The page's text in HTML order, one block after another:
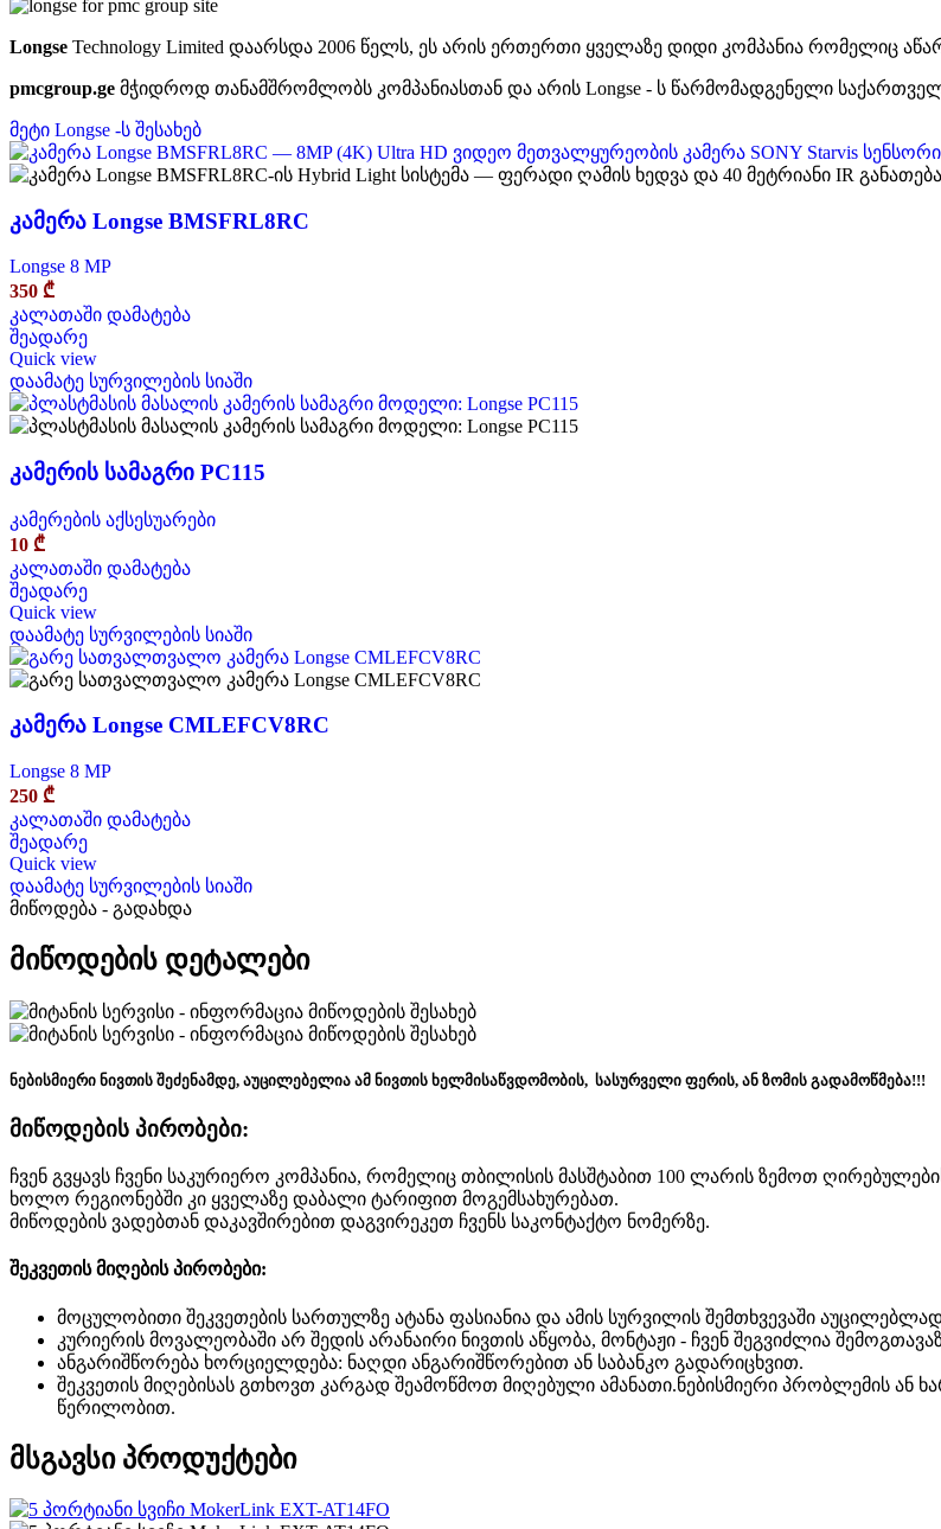
Longse Technology Limited დაარსდა 2006 წელს, ეს არის ერთერთი ყველაზე დიდი კომპანია რომელიც
pmcgroup.ge მჭიდროდ თანამშრომლობს კომპანიასთან და არის Longse - ს წარმომადგენელი
მეტი Longse -ს შესახებ
კამერა Longse BMSFRL8RC
Longse 8 MP
350 ₾
კალათაში დამატება
შეადარე
Quick view
დაამატე სურვილების სიაში
კამერის სამაგრი PC115
კამერების აქსესუარები
10 ₾
კალათაში დამატება
შეადარე
Quick view
დაამატე სურვილების სიაში
კამერა Longse CMLEFCV8RC
Longse 8 MP
250 ₾
კალათაში დამატება
შეადარე
Quick view
დაამატე სურვილების სიაში
მიწოდება - გადახდა
მიწოდების დეტალები
ნებისმიერი ნივთის შეძენამდე, აუცილებელია ამ ნივთის ხელმისაწვდომობის, სასურველი ფერის, ან ზომის გადამოწმება!!!
მიწოდების პირობები:
ჩვენ გვყავს ჩვენი საკურიერო კომპანია, რომელიც თბილისის მასშტაბით 100 ლარის ზემოთ
ხოლო რეგიონებში კი ყველაზე დაბალი ტარიფით მოგემსახურებათ.
მიწოდების ვადებთან დაკავშირებით დაგვირეკეთ ჩვენს საკონტაქტო ნომერზე.
შეკვეთის მიღების პირობები:
მოცულობითი შეკვეთების სართულზე ატანა ფასიანია და ამის სურვილის შემთხვევაში
კურიერის მოვალეობაში არ შედის არანაირი ნივთის აწყობა, მონტაჟი - ჩვენ შეგვიძლია
ანგარიშწორება ხორციელდება: ნაღდი ანგარიშწორებით ან საბანკო გადარიცხვით.
შეკვეთის მიღებისას გთხოვთ კარგად შეამოწმოთ მიღებული ამანათი.ნებისმიერი პრობლემის ან
წერილობით.
მსგავსი პროდუქტები